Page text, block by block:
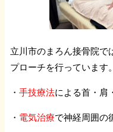
立川市のまろん接骨院で
プローチを行っています。
・ 手技療法による首・肩
・ 電気治療で神経周囲の